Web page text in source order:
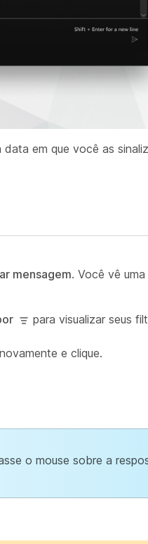
data em que você as
mensagem. Você vê
para visualizar seus
e clique.
o mouse sobre a